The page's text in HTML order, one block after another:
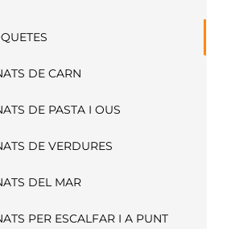
DE CARN
DE PASTA I OUS
DE VERDURES
DEL MAR
PER ESCALFAR I A PUNT